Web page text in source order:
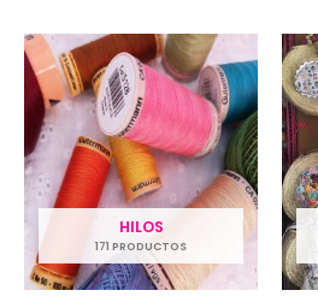
HILOS
171 PRODUCTOS